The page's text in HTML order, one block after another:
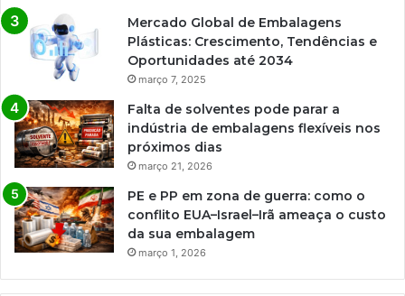
Mercado Global de Embalagens
Plásticas: Crescimento, Tendências e
Oportunidades até 2034
março 7, 2025
Falta de solventes pode parar a
indústria de embalagens flexíveis nos
próximos dias
março 21, 2026
PE e PP em zona de guerra: como o
conflito EUA–Israel–Irã ameaça o custo
da sua embalagem
março 1, 2026